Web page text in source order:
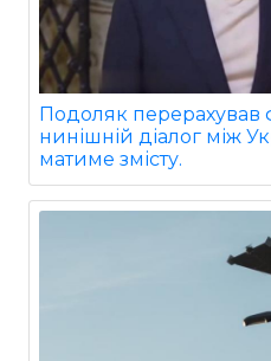
Подоляк перерахував
нинішній діалог між
матиме змісту.